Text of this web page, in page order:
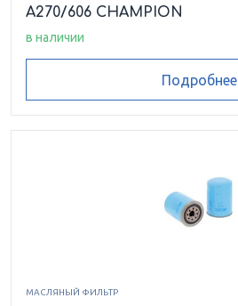
A270/606 CHAMPION
в наличии
Подробнее
МАСЛЯНЫЙ ФИЛЬТР